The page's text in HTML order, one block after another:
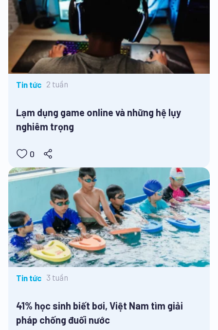
Tin tức 2 tuần
Lạm dụng game online và những hệ lụy
nghiêm trọng
0
Tin tức 3 tuần
41% học sinh biết bơi, Việt Nam tìm giải
pháp chống đuối nước